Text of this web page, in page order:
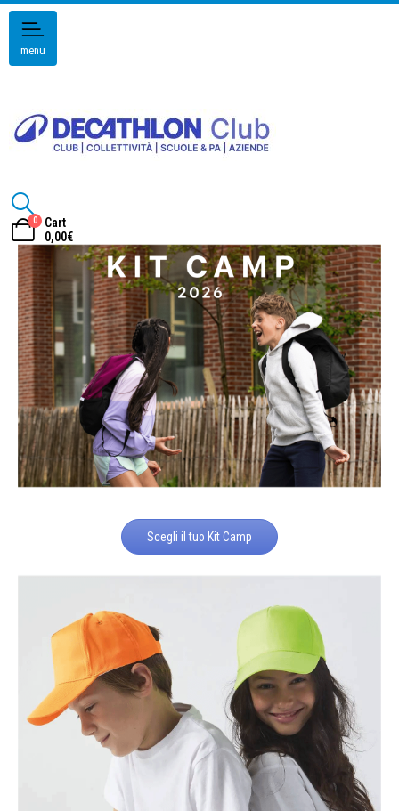
menu
0
Cart
0,00€
Scegli il tuo Kit Camp